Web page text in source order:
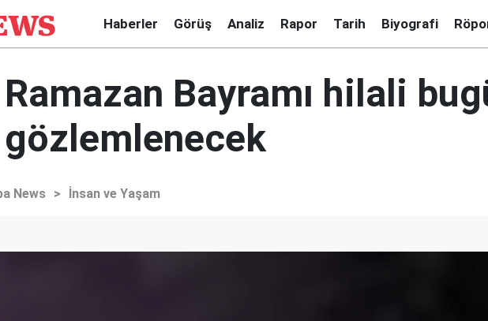
Haberler Görüş Analiz Rapor Tarih Biyografi
Ramazan Bayramı hilali
gözlemlenecek
News > İnsan ve Yaşam